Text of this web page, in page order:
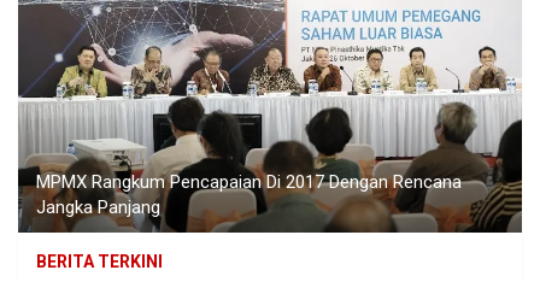
MPMX Rangkum Pencapaian Di 2017 Dengan Rencana
Jangka Panjang
BERITA TERKINI